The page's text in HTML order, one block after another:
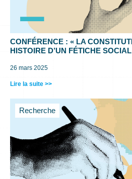
CONFÉRENCE : « LA
HISTOIRE D’UN FÉTICHE
26 mars 2025
Lire la suite >>
Recherche